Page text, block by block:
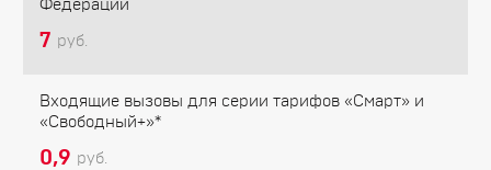
Федерации
7 руб.
Входящие вызовы для серии тарифов «Смарт» и
«Свободный+»*
0,9 руб.